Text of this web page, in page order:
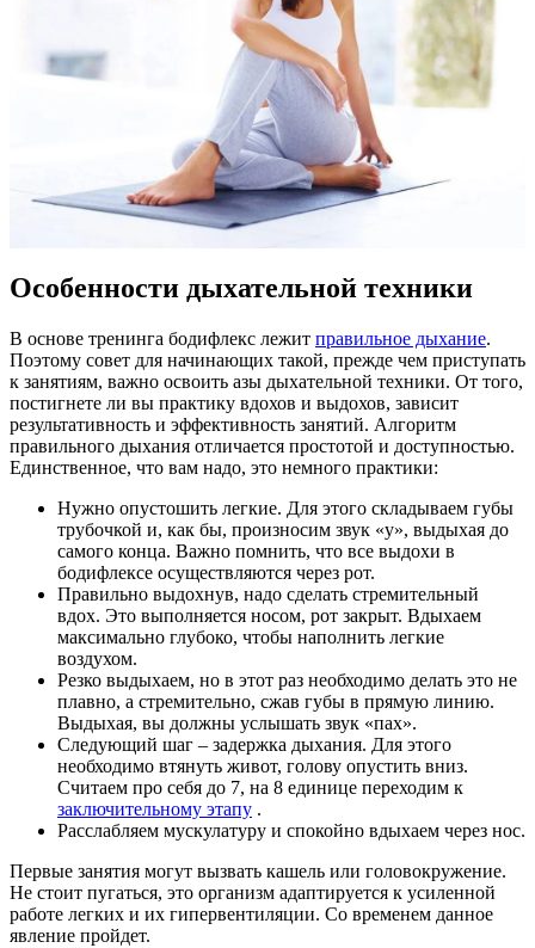
Особенности дыхательной техники
В основе тренинга бодифлекс лежит правильное дыхание.
Поэтому совет для начинающих такой, прежде чем приступать
к занятиям, важно освоить азы дыхательной техники. От того,
постигнете ли вы практику вдохов и выдохов, зависит
результативность и эффективность занятий. Алгоритм
правильного дыхания отличается простотой и доступностью.
Единственное, что вам надо, это немного практики:
Нужно опустошить легкие. Для этого складываем губы
трубочкой и, как бы, произносим звук «у», выдыхая до
самого конца. Важно помнить, что все выдохи в
бодифлексе осуществляются через рот.
Правильно выдохнув, надо сделать стремительный
вдох. Это выполняется носом, рот закрыт. Вдыхаем
максимально глубоко, чтобы наполнить легкие
воздухом.
Резко выдыхаем, но в этот раз необходимо делать это не
плавно, а стремительно, сжав губы в прямую линию.
Выдыхая, вы должны услышать звук «пах».
Следующий шаг – задержка дыхания. Для этого
необходимо втянуть живот, голову опустить вниз.
Считаем про себя до 7, на 8 единице переходим к
заключительному этапу .
Расслабляем мускулатуру и спокойно вдыхаем через нос.
Первые занятия могут вызвать кашель или головокружение.
Не стоит пугаться, это организм адаптируется к усиленной
работе легких и их гипервентиляции. Со временем данное
явление пройдет.